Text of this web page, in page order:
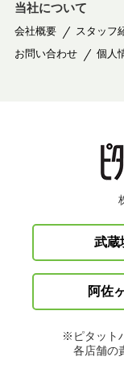
当社について
会社概要 スタッフ
お問い合わせ
個人
武蔵
阿佐
※ピタット
各店舗の